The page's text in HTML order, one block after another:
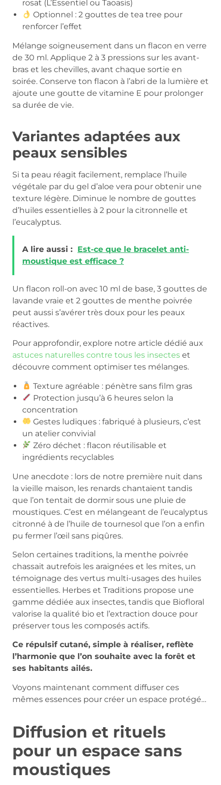
rosat (L’Essentiel ou Taoasis)
Optionnel : 2 gouttes de tea tree pour
renforcer l’effet
Mélange soigneusement dans un flacon en verre
de 30 ml. Applique 2 à 3 pressions sur les avant-
bras et les chevilles, avant chaque sortie en
soirée. Conserve ton flacon à l’abri de la lumière et
ajoute une goutte de vitamine E pour prolonger
sa durée de vie.
Variantes adaptées aux
peaux sensibles
Si ta peau réagit facilement, remplace l’huile
végétale par du gel d’aloe vera pour obtenir une
texture légère. Diminue le nombre de gouttes
d’huiles essentielles à 2 pour la citronnelle et
l’eucalyptus.
A lire aussi : Est-ce que le bracelet anti-
moustique est efficace ?
Un flacon roll-on avec 10 ml de base, 3 gouttes de
lavande vraie et 2 gouttes de menthe poivrée
peut aussi s’avérer très doux pour les peaux
réactives.
Pour approfondir, explore notre article dédié aux
astuces naturelles contre tous les insectes et
découvre comment optimiser tes mélanges.
Texture agréable : pénètre sans film gras
Protection jusqu’à 6 heures selon la
concentration
Gestes ludiques : fabriqué à plusieurs, c’est
un atelier convivial
Zéro déchet : flacon réutilisable et
ingrédients recyclables
Une anecdote : lors de notre première nuit dans
la vieille maison, les renards chantaient tandis
que l’on tentait de dormir sous une pluie de
moustiques. C’est en mélangeant de l’eucalyptus
citronné à de l’huile de tournesol que l’on a enfin
pu fermer l’œil sans piqûres.
Selon certaines traditions, la menthe poivrée
chassait autrefois les araignées et les mites, un
témoignage des vertus multi-usages des huiles
essentielles. Herbes et Traditions propose une
gamme dédiée aux insectes, tandis que Biofloral
valorise la qualité bio et l’extraction douce pour
préserver tous les composés actifs.
Ce répulsif cutané, simple à réaliser, reflète
l’harmonie que l’on souhaite avec la forêt et
ses habitants ailés.
Voyons maintenant comment diffuser ces
mêmes essences pour créer un espace protégé…
Diffusion et rituels
pour un espace sans
moustiques